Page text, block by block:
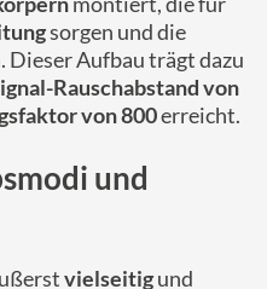
sorgen und die
Aufbau trägt dazu
Rauschabstand von
von 800erreicht.
und
vielseitigund